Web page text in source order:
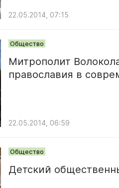
22.05.2014, 07:15
Общество
Митрополит
православия в
22.05.2014, 06:59
Общество
Детский